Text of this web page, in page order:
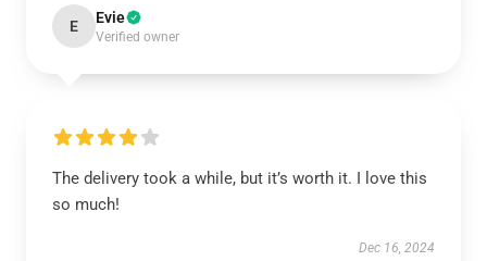
E Evie
Verified owner
The delivery took a while, but it’s worth it. I love this
so much!
Dec 16, 2024